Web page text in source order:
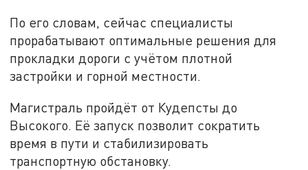
По его словам, сейчас специалисты
прорабатывают оптимальные решения для
прокладки дороги с учётом плотной
застройки и горной местности.
Магистраль пройдёт от Кудепсты до
Высокого. Её запуск позволит сократить
время в пути и стабилизировать
транспортную обстановку.